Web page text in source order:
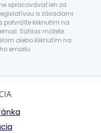
spracovávať len za
a zásadami
potvrdíte kliknutím na
Súhlas môžete
alebo kliknutím na
emailu.